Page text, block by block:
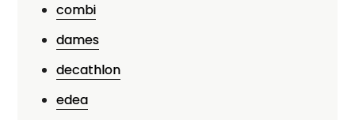
combi
dames
decathlon
edea